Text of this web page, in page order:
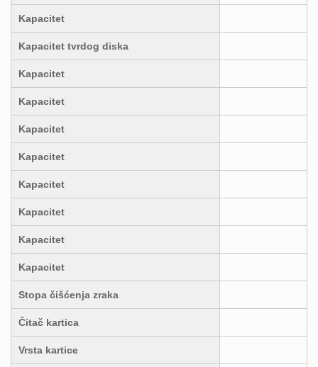
Kapacitet
Kapacitet tvrdog diska
Kapacitet
Kapacitet
Kapacitet
Kapacitet
Kapacitet
Kapacitet
Kapacitet
Kapacitet
Stopa čišćenja zraka
Čitač kartica
Vrsta kartice